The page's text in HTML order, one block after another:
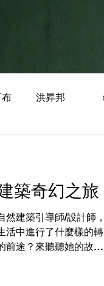
洪昇邦
葉東泰
築奇幻之旅
然建築引導師/設計師，
活中進行了什麼樣的轉
前途？來聽聽她的故事